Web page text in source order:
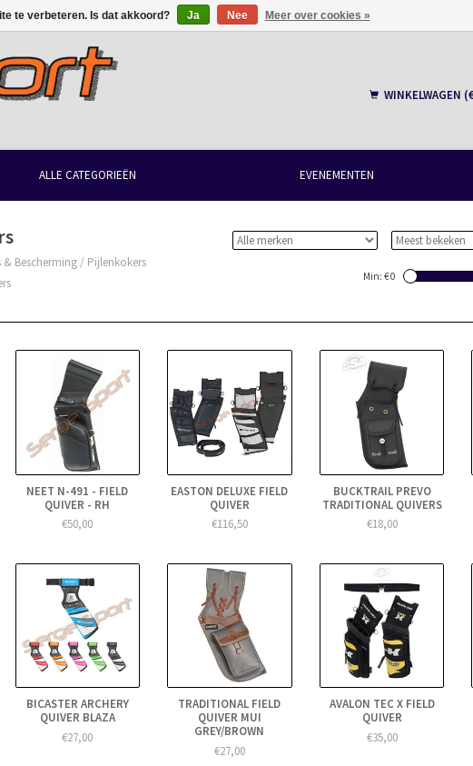
WINKELWAGEN
ALLE CATEGORIEËN EVENEMENTEN
& Bescherming / Pijlenkokers
Min: €0
NEET N-491 - FIELD
QUIVER - RH
€50,00
EASTON DELUXE FIELD
QUIVER
€116,50
BUCKTRAIL PREVO
TRADITIONAL QUIVERS
€18,00
BICASTER ARCHERY
QUIVER BLAZA
€27,00
TRADITIONAL FIELD
QUIVER MUI
GREY/BROWN
€27,00
AVALON TEC X FIELD
QUIVER
€35,00
te verbeteren. Is dat akkoord? Ja Nee Meer over cookies »